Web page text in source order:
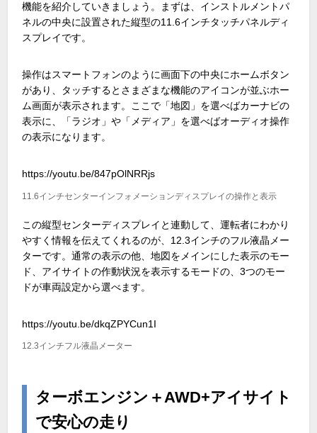
機能を紹介していきましょう。まずは、インストルメントパ
ネルの中央に設置された縦型の11.6インチタッチパネルディ
スプレイです。
操作はスマートフォンのように画面下の中央にホームボタン
があり、タッチするとさまざまな機能のアイコンが並ぶホー
ム画面が表示されます。ここで「地図」を選べばカーナビの
表示に、「ラジオ」や「メディア」を選べばオーディオ操作
の表示になります。
https://youtu.be/847pOlNRRjs
11.6インチセンターインフォメーションディスプレイの操作と表示
この縦型センターディスプレイと連動して、運転者にわかり
やすく情報を伝えてくれるのが、12.3インチのフル液晶メー
ターです。通常の表示の他、地図をメインにした表示のモー
ド、アイサイトの作動状況を表示するモードの、3つのモー
ドが車両設定から選べます。
https://youtu.be/dkqZPYCun1I
12.3インチフル液晶メーター
ターボエンジン＋AWD+アイサイト
で安心の走り